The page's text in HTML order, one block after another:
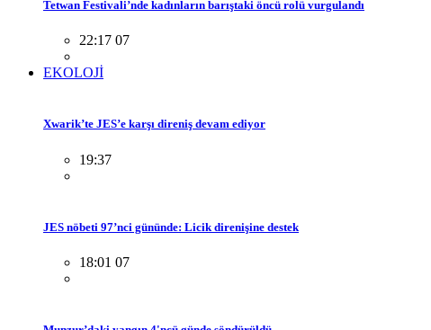
Tetwan Festivali’nde kadınların barıştaki öncü rolü vurgulandı
22:17 07
EKOLOJİ
Xwarik’te JES’e karşı direniş devam ediyor
19:37
JES nöbeti 97’nci gününde: Licik direnişine destek
18:01 07